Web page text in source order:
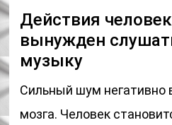
Действия
вынужден
музыку
Сильный шум негативно
мозга. Человек